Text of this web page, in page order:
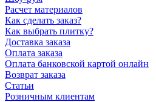
Расчет материалов
Как сделать заказ?
Как выбрать плитку?
Доставка заказа
Оплата заказа
Оплата банковской картой онлайн
Возврат заказа
Статьи
Розничным клиентам